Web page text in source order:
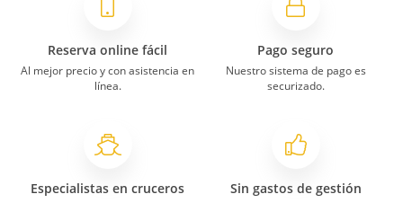
Reserva online fácil
Al mejor precio y con asistencia en
línea.
Pago seguro
Nuestro sistema de pago es
securizado.
Especialistas en cruceros Sin gastos de gestión